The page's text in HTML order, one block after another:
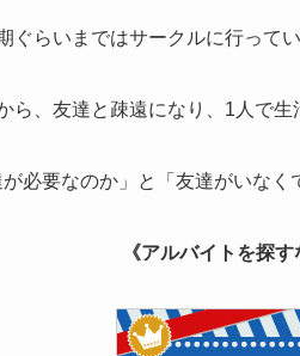
ぐらいまではサークルに行って
ら、友達と疎遠になり、1人で
必要なのか」と「友達がいなく
《アルバイトを探